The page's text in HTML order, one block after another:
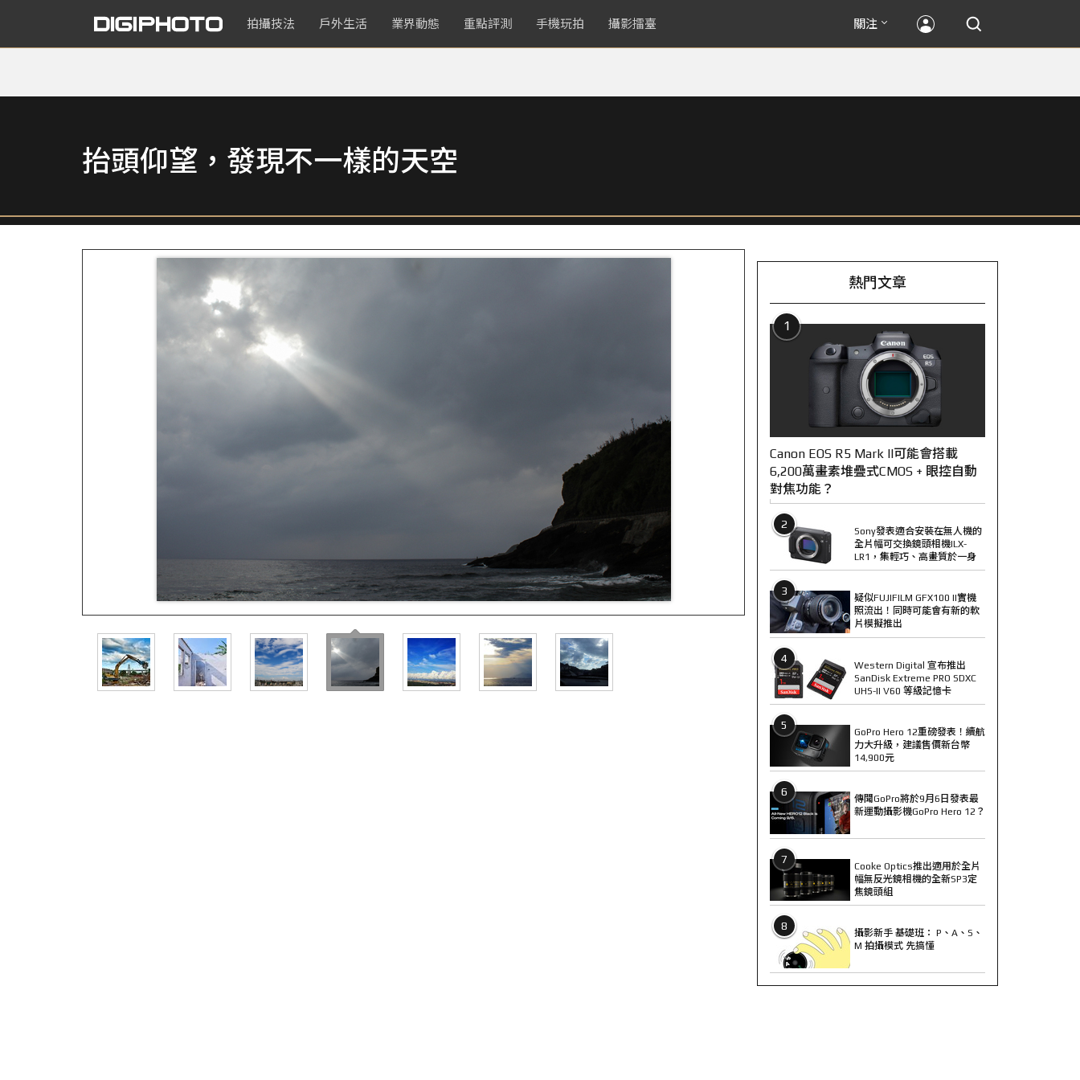
拍攝技法 戶外生活 業界動態 重點評測 手機玩拍 攝影擂臺 關注
抬頭仰望，發現不一樣的天空
熱門文章
1
Canon EOS R5 Mark II可能會搭載
6,200萬畫素堆疊式CMOS + 眼控自動
對焦功能？
2
Sony發表適合安裝在無人機的
全片幅可交換鏡頭相機ILX-
LR1，集輕巧、高畫質於一身
3
疑似FUJIFILM GFX100 II實機
照流出！同時可能會有新的軟
片模擬推出
4
Western Digital 宣布推出
SanDisk Extreme PRO SDXC
UHS-II V60 等級記憶卡
5
GoPro Hero 12重磅發表！續航
力大升級，建議售價新台幣
14,900元
6
傳聞GoPro將於9月6日發表最
新運動攝影機GoPro Hero 12？
7
Cooke Optics推出適用於全片
幅無反光鏡相機的全新SP3定
焦鏡頭組
8
攝影新手 基礎班： P、A、S、
M 拍攝模式 先搞懂